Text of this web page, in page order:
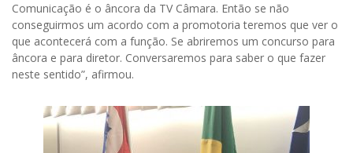
Comunicação é o âncora da TV Câmara. Então se não
conseguirmos um acordo com a promotoria teremos que ver o
que acontecerá com a função. Se abriremos um concurso para
âncora e para diretor. Conversaremos para saber o que fazer
neste sentido”, afirmou.